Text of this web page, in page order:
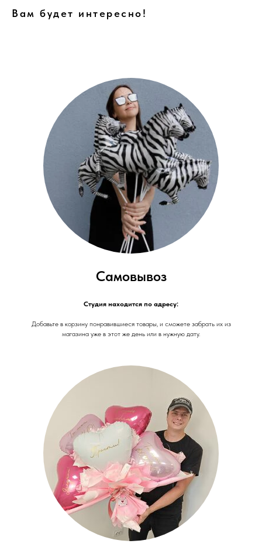
Вам будет интересно!
Самовывоз
Студия находится по адресу:
Добавьте в корзину понравившиеся товары, и сможете забрать их из
магазина уже в этот же день или в нужную дату.